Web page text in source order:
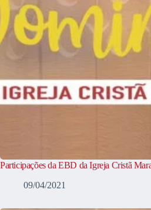
Participações da EBD da Igreja Cristã
09/04/2021